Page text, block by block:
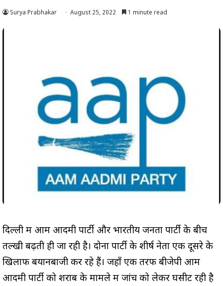
Surya Prabhakar August 25, 2022 1 minute read
दिल्ली में आम आदमी पार्टी और भारतीय जनता पार्टी के बीच
तल्खी बढ़ती ही जा रही है। दोनों पार्टी के शीर्ष नेता एक दूसरे के
खिलाफ बयानबाजी कर रहे हैं। जहाँ एक तरफ बीजेपी आम
आदमी पार्टी को शराब के मामले में जांच को लेकर घसीट रही है